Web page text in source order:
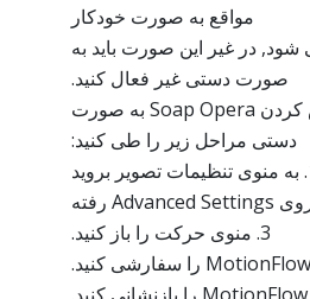
مواقع به صورت خودکار
در غیر این صورت باید به
صورت دستی غیر فعال کنید.
برای خاموش کردن Soap Opera به صورت
دستی مراحل زیر را طی کنید:
3. منوی حرکت را باز کنید.